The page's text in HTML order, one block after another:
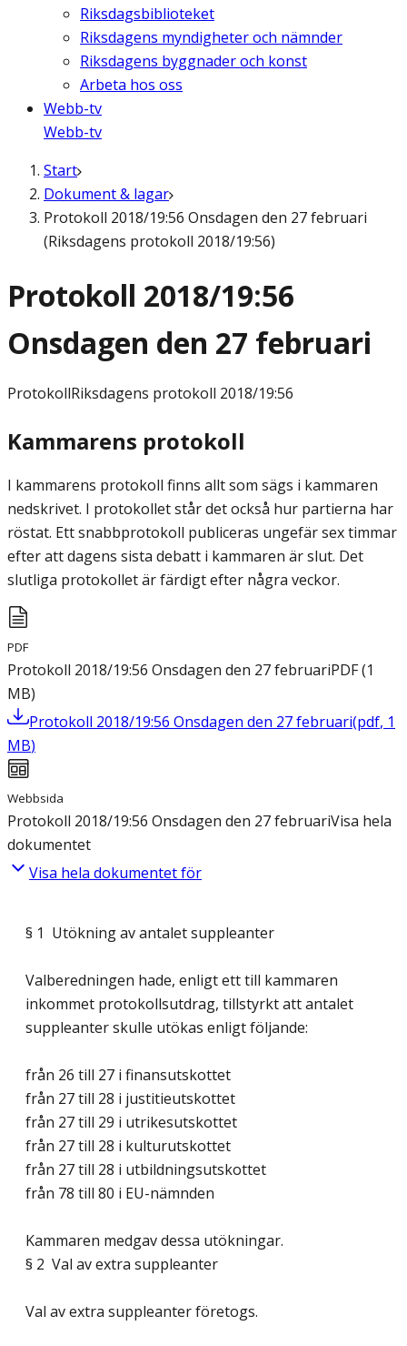
Riksdagsbiblioteket
Riksdagens myndigheter och nämnder
Riksdagens byggnader och konst
Arbeta hos oss
Webb-tv
Webb-tv
Start
Dokument & lagar
Protokoll 2018/19:56 Onsdagen den 27 februari
(Riksdagens protokoll 2018/19:56)
Protokoll 2018/19:56
Onsdagen den 27 februari
ProtokollRiksdagens protokoll 2018/19:56
Kammarens protokoll
I kammarens protokoll finns allt som sägs i kammaren
nedskrivet. I protokollet står det också hur partierna har
röstat. Ett snabbprotokoll publiceras ungefär sex timmar
efter att dagens sista debatt i kammaren är slut. Det
slutliga protokollet är färdigt efter några veckor.
PDF
Protokoll 2018/19:56 Onsdagen den 27 februariPDF(1
MB)
Protokoll 2018/19:56 Onsdagen den 27 februari(pdf, 1
MB)
Webbsida
Protokoll 2018/19:56 Onsdagen den 27 februariVisa hela
dokumentet
Visa hela dokumentet för
§ 1 Utökning av antalet suppleanter
Valberedningen hade, enligt ett till kammaren
inkommet protokollsutdrag, tillstyrkt att antalet
suppleanter skulle utökas enligt följande:
från 26 till 27 i finansutskottet
från 27 till 28 i justitieutskottet
från 27 till 29 i utrikesutskottet
från 27 till 28 i kulturutskottet
från 27 till 28 i utbildningsutskottet
från 78 till 80 i EU-nämnden
Kammaren medgav dessa utökningar.
§ 2 Val av extra suppleanter
Val av extra suppleanter företogs.